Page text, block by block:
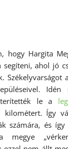
hogy Hargita
segíteni, ahol jó
Székelyvarságot
Idén
terítették le a
kilométert. Így
számára, és